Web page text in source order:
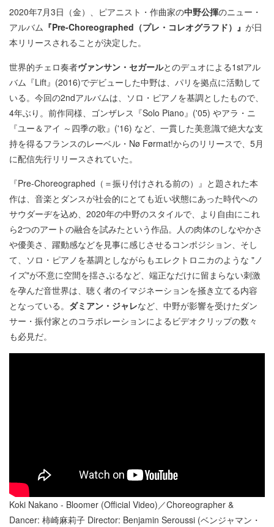
2020年7月3日（金）、ピアニスト・作曲家の中野公揮のニュー・
アルバム 『Pre-Choreographed（プレ・コレオグラフド）』 が日
本リリースされることが決定した。
世界的チェロ奏者ヴァンサン・セガールとのデュオによる1stアル
バム『Lift』(2016)でデビューした中野は、パリを拠点に活動して
いる。今回の2ndアルバムは、ソロ・ピアノを基調としたもので、
4年ぶり。前作同様、ゴンザレス『Solo Piano』('05) やアラ・ニ
『ユー＆アイ ～四季の歌』('16) など、一貫した美意識で絶大な支
持を得るフランスのレーベル・Nø Førmat!からのリリースで、5月
に配信先行リリースされていた。
『Pre-Choreographed（＝振り付けされる前の）』と題された本
作は、音楽とダンスが社会的にとても近い状態にあった時代への
サウダーヂを込め、2020年の中野のスタイルで、より自由にこれ
ら2つのアートの融合を試みたという作品。人の肉体のしなやかさ
や優美さ、躍動感などを見事に感じさせるコンポジション、そし
て、ソロ・ピアノを基調としながらもエレクトロニカのような "ノ
イズ"が不意に空間を揺さぶるなど、端正なだけに留まらない刺激
を孕んだ音世界は、聴く者のイマジネーションを掻き立てる内容
となっている。 ダミアン・ジャレなど、中野が影響を受けたダン
サー・振付家とのコラボレーションによるビデオクリップの数々
も必見だ。
Koki Nakano - Bloomer (Official Video)／Choreographer &
Dancer: 柿崎麻莉子 Director: Benjamin Seroussi (ベンジャマン・